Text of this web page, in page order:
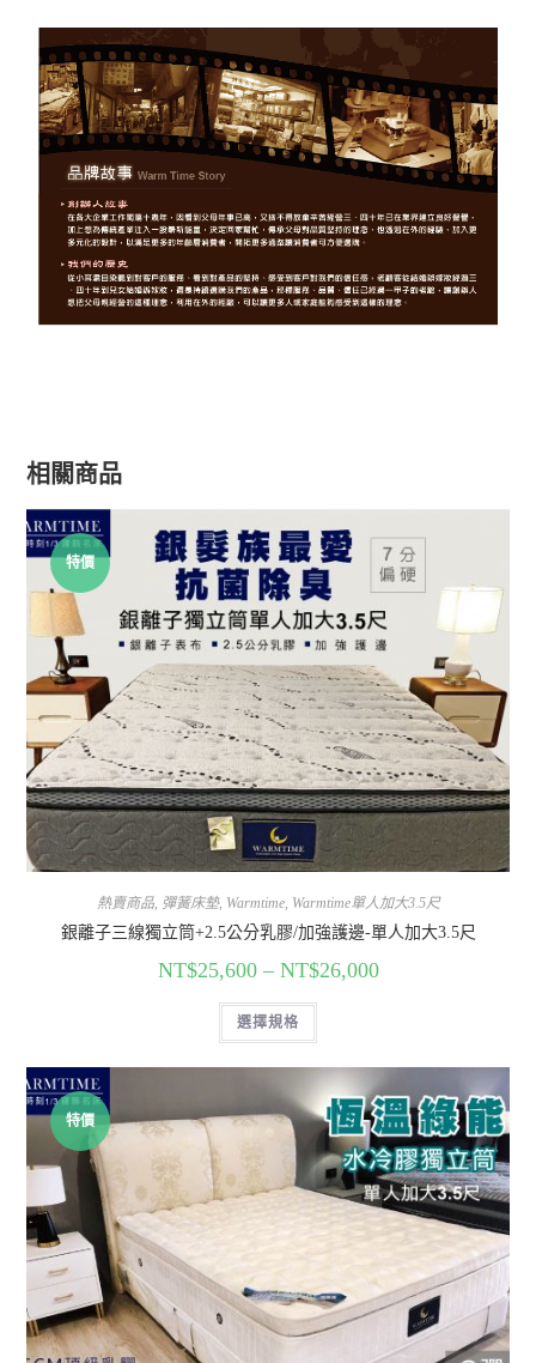
相關商品
特價
熱賣商品, 彈簧床墊, Warmtime, Warmtime單人加大3.5尺
銀離子三線獨立筒+2.5公分乳膠/加強護邊-單人加大3.5尺
NT$25,600– NT$26,000
選擇規格
特價